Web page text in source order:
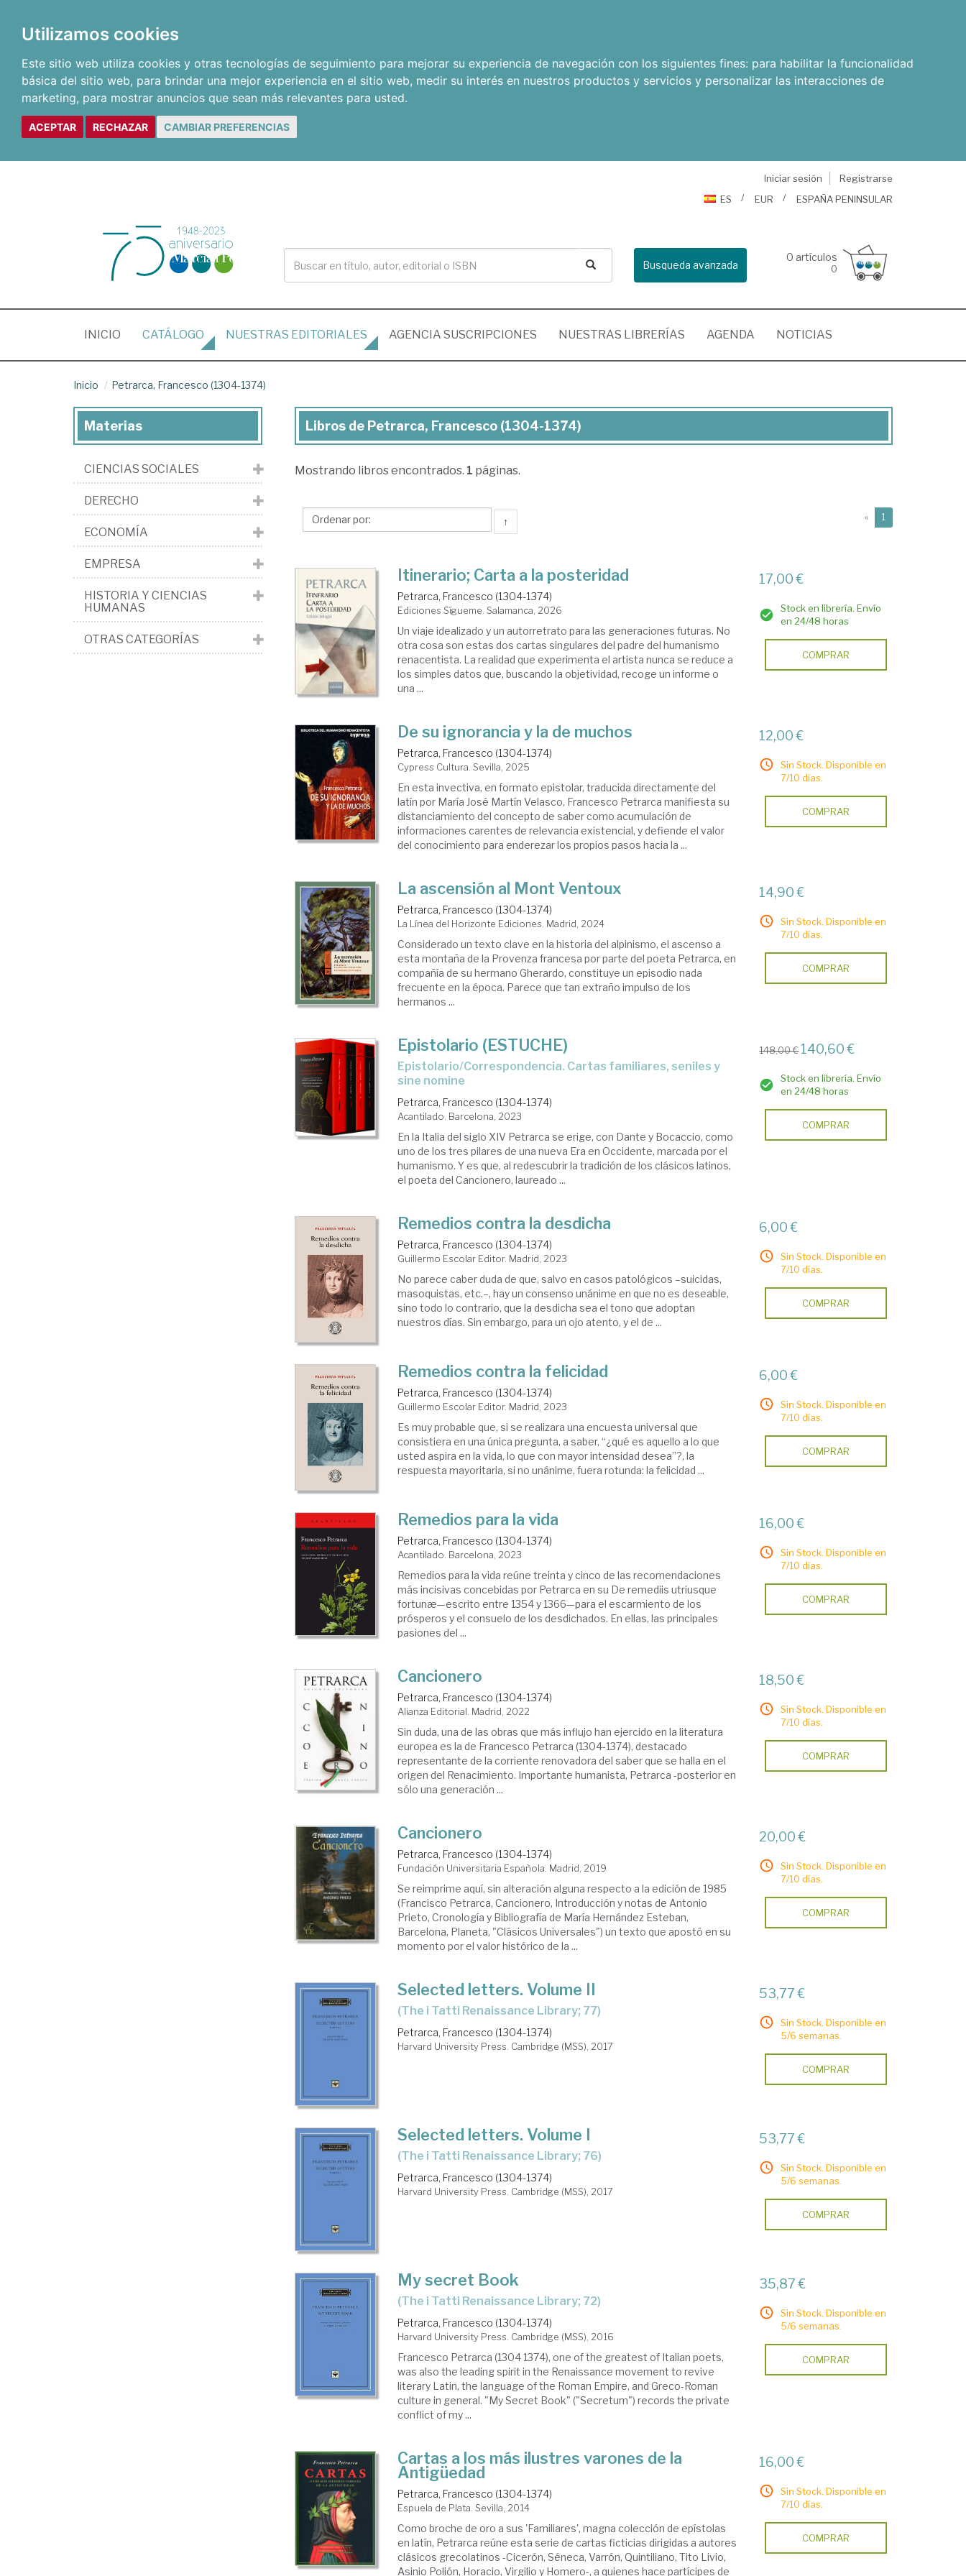
Utilizamos cookies
Este sitio web utiliza cookies y otras tecnologías de seguimiento para mejorar su experiencia de navegación con los siguientes fines: para habilitar la funcionalidad
básica del sitio web, para brindar una mejor experiencia en el sitio web, medir su interés en nuestros productos y servicios y personalizar las interacciones de
marketing, para mostrar anuncios que sean más relevantes para usted.
ACEPTAR RECHAZAR CAMBIAR PREFERENCIAS
Iniciar sesión
Registrarse
ES
EUR ESPAÑA PENINSULAR
Busqueda avanzada
0 artículos
0
INICIO (CURRENT)
CATÁLOGO NUESTRAS EDITORIALES AGENCIA SUSCRIPCIONES NUESTRAS LIBRERÍAS AGENDA NOTICIAS
Inicio Petrarca, Francesco (1304-1374)
Libros
Petrarca,
(1304-
Libros de Petrarca, Francesco (1304-1374)
Mostrando libros encontrados. 1 páginas.
↑ « 1
Itinerario; Carta a la posteridad
Petrarca, Francesco (1304-1374)
Ediciones Sígueme. Salamanca, 2026
Un viaje idealizado y un autorretrato para las generaciones futuras. No
otra cosa son estas dos cartas singulares del padre del humanismo
renacentista. La realidad que experimenta el artista nunca se reduce a
los simples datos que, buscando la objetividad, recoge un informe o
una ...
17,00 €
Stock en librería. Envío
en 24/48 horas
COMPRAR
De su ignorancia y la de muchos
Petrarca, Francesco (1304-1374)
Cypress Cultura. Sevilla, 2025
En esta invectiva, en formato epistolar, traducida directamente del
latín por María José Martín Velasco, Francesco Petrarca manifiesta su
distanciamiento del concepto de saber como acumulación de
informaciones carentes de relevancia existencial, y defiende el valor
del conocimiento para enderezar los propios pasos hacia la ...
12,00 €
Sin Stock. Disponible en
7/10 días.
COMPRAR
La ascensión al Mont Ventoux
Petrarca, Francesco (1304-1374)
La Línea del Horizonte Ediciones. Madrid, 2024
Considerado un texto clave en la historia del alpinismo, el ascenso a
esta montaña de la Provenza francesa por parte del poeta Petrarca, en
compañía de su hermano Gherardo, constituye un episodio nada
frecuente en la época. Parece que tan extraño impulso de los
hermanos ...
14,90 €
Sin Stock. Disponible en
7/10 días.
COMPRAR
Epistolario (ESTUCHE)
Epistolario/Correspondencia. Cartas familiares, seniles y
sine nomine
Petrarca, Francesco (1304-1374)
Acantilado. Barcelona, 2023
En la Italia del siglo XIV Petrarca se erige, con Dante y Bocaccio, como
uno de los tres pilares de una nueva Era en Occidente, marcada por el
humanismo. Y es que, al redescubrir la tradición de los clásicos latinos,
el poeta del Cancionero, laureado ...
148,00 € 140,60 €
Stock en librería. Envío
en 24/48 horas
COMPRAR
Remedios contra la desdicha
Petrarca, Francesco (1304-1374)
Guillermo Escolar Editor. Madrid, 2023
No parece caber duda de que, salvo en casos patológicos –suicidas,
masoquistas, etc.–, hay un consenso unánime en que no es deseable,
sino todo lo contrario, que la desdicha sea el tono que adoptan
nuestros días. Sin embargo, para un ojo atento, y el de ...
6,00 €
Sin Stock. Disponible en
7/10 días.
COMPRAR
Remedios contra la felicidad
Petrarca, Francesco (1304-1374)
Guillermo Escolar Editor. Madrid, 2023
Es muy probable que, si se realizara una encuesta universal que
consistiera en una única pregunta, a saber, “¿qué es aquello a lo que
usted aspira en la vida, lo que con mayor intensidad desea”?, la
respuesta mayoritaria, si no unánime, fuera rotunda: la felicidad ...
6,00 €
Sin Stock. Disponible en
7/10 días.
COMPRAR
Remedios para la vida
Petrarca, Francesco (1304-1374)
Acantilado. Barcelona, 2023
Remedios para la vida reúne treinta y cinco de las recomendaciones
más incisivas concebidas por Petrarca en su De remediis utriusque
fortunæ—escrito entre 1354 y 1366—para el escarmiento de los
prósperos y el consuelo de los desdichados. En ellas, las principales
pasiones del ...
16,00 €
Sin Stock. Disponible en
7/10 días.
COMPRAR
Cancionero
Petrarca, Francesco (1304-1374)
Alianza Editorial. Madrid, 2022
Sin duda, una de las obras que más influjo han ejercido en la literatura
europea es la de Francesco Petrarca (1304-1374), destacado
representante de la corriente renovadora del saber que se halla en el
origen del Renacimiento. Importante humanista, Petrarca -posterior en
sólo una generación ...
18,50 €
Sin Stock. Disponible en
7/10 días.
COMPRAR
Cancionero
Petrarca, Francesco (1304-1374)
Fundación Universitaria Española. Madrid, 2019
Se reimprime aquí, sin alteración alguna respecto a la edición de 1985
(Francisco Petrarca, Cancionero, Introducción y notas de Antonio
Prieto, Cronología y Bibliografía de María Hernández Esteban,
Barcelona, Planeta, "Clásicos Universales") un texto que apostó en su
momento por el valor histórico de la ...
20,00 €
Sin Stock. Disponible en
7/10 días.
COMPRAR
Selected letters. Volume II
(The i Tatti Renaissance Library; 77)
Petrarca, Francesco (1304-1374)
Harvard University Press. Cambridge (MSS), 2017
53,77 €
Sin Stock. Disponible en
5/6 semanas.
COMPRAR
Selected letters. Volume I
(The i Tatti Renaissance Library; 76)
Petrarca, Francesco (1304-1374)
Harvard University Press. Cambridge (MSS), 2017
53,77 €
Sin Stock. Disponible en
5/6 semanas.
COMPRAR
My secret Book
(The i Tatti Renaissance Library; 72)
Petrarca, Francesco (1304-1374)
Harvard University Press. Cambridge (MSS), 2016
Francesco Petrarca (1304 1374), one of the greatest of Italian poets,
was also the leading spirit in the Renaissance movement to revive
literary Latin, the language of the Roman Empire, and Greco-Roman
culture in general. "My Secret Book" ("Secretum") records the private
conflict of my ...
35,87 €
Sin Stock. Disponible en
5/6 semanas.
COMPRAR
Cartas a los más ilustres varones de la
Antigüedad
Petrarca, Francesco (1304-1374)
Espuela de Plata. Sevilla, 2014
Como broche de oro a sus 'Familiares', magna colección de epístolas
en latín, Petrarca reúne esta serie de cartas ficticias dirigidas a autores
clásicos grecolatinos -Cicerón, Séneca, Varrón, Quintiliano, Tito Livio,
Asinio Polión, Horacio, Virgilio y Homero-, a quienes hace partícipes de
16,00 €
Sin Stock. Disponible en
7/10 días.
COMPRAR
Materias
CIENCIAS SOCIALES
DERECHO
ECONOMÍA
EMPRESA
HISTORIA Y CIENCIAS
HUMANAS
OTRAS CATEGORÍAS